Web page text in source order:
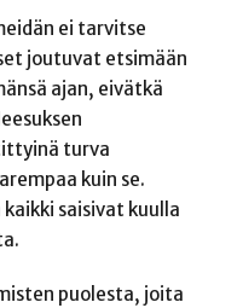
ei tarvitse
joutuvat etsimään
ajan, eivätkä
turva
kuin se.
saisivat kuulla
puolesta, joita